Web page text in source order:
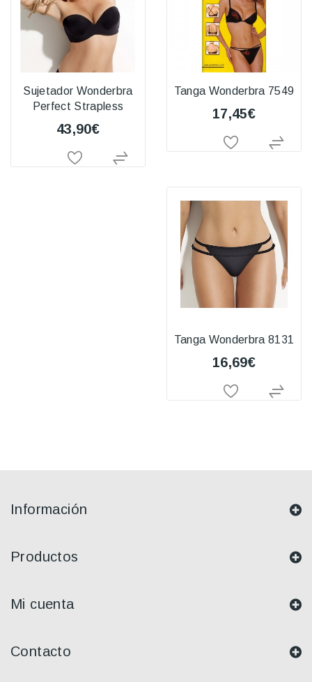
Sujetador Wonderbra
Perfect Strapless
43,90€
Tanga Wonderbra 7549
17,45€
Tanga Wonderbra 8131
16,69€
Información
Productos
Mi cuenta
Contacto